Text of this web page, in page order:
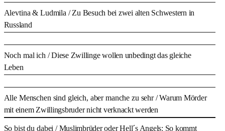
Alevtina & Ludmila / Zu Besuch bei zwei alten Schwestern in
Russland
Noch mal ich/ Diese Zwillinge wollen unbedingt das gleiche
Leben
Alle Menschen sind gleich, aber manche zu sehr/ Warum Mörder
mit einem Zwillingsbruder nicht verknackt werden
So bist du dabei / Muslimbrüder oder Hell´s Angels: So kommt